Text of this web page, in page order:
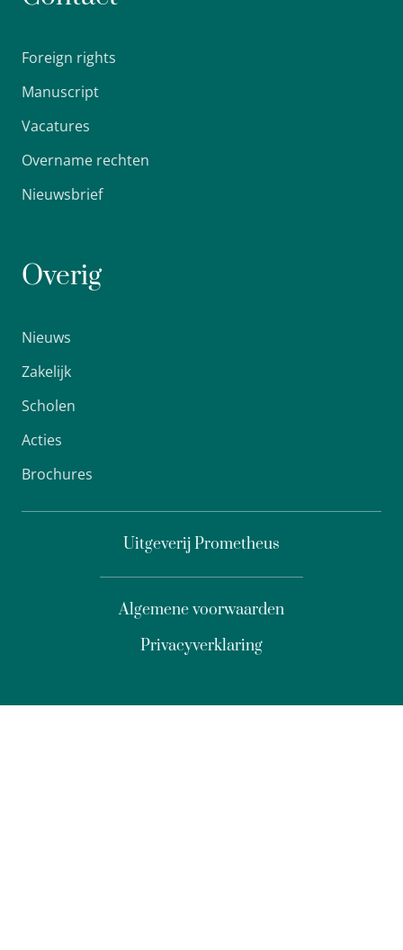
Foreign rights
Manuscript
Vacatures
Overname rechten
Nieuwsbrief
Overig
Nieuws
Zakelijk
Scholen
Acties
Brochures
Uitgeverij Prometheus
Privacyverklaring
Algemene voorwaarden